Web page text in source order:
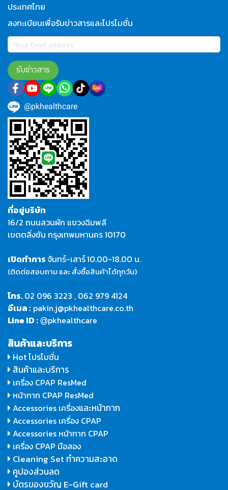
ประเทศไทย
ลงทะเบียนเพื่อรับข่าวสารและโปรโมชั่น
รับข่าวสาร
@pkhealthcare
ที่อยู่บริษัท
16/2 ถนนสวนผัก แขวงฉิมพลี
เขตตลิ่งชัน กรุงเทพมหานคร 10170
เปิดทำการจันทร์-เสาร์10.00-18.00 น.
(ติดต่อสอบถาม และ สั่งซื้อสินค้าได้ทุกวัน)
โทร.02 096 3223 , 062 979 4124
อีเมล : pakin.j@pkhealthcare.co.th
Line ID : @pkhealthcare
สินค้าและบริการ
Hot โปรโมชั่น
สินค้าและบริการ
เครื่อง CPAP ResMed
หน้ากาก CPAP ResMed
Accessories เครื่องและหน้ากาก
Accessories เครื่อง CPAP
Accessories หน้ากาก CPAP
เครื่อง CPAP มือสอง
Cleaning Set ทำความสะอาด
คูปองส่วนลด
บัตรของขวัญ E-Gift card